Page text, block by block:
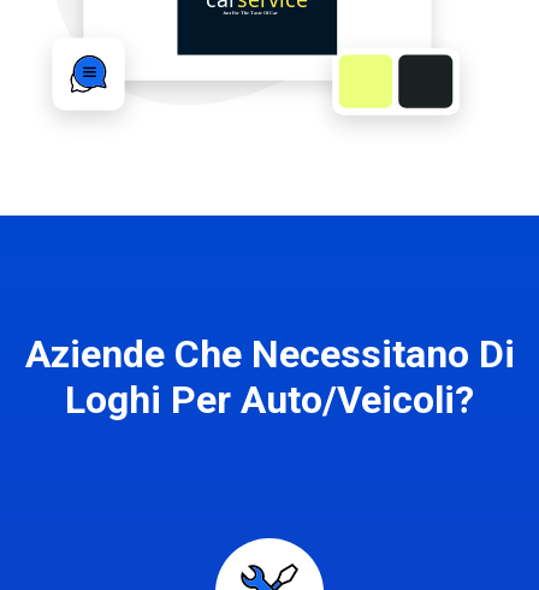
Aziende Che Necessitano Di
Loghi Per Auto/Veicoli?